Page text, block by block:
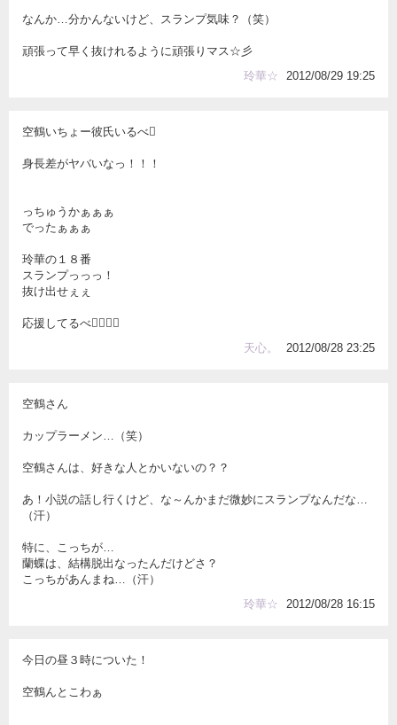
なんか…分かんないけど、スランプ気味？（笑）
頑張って早く抜けれるように頑張りマス☆彡
玲華☆
2012/08/29 19:25
空鶴いちょー彼氏いるべ
身長差がヤバいなっ！！！
っちゅうかぁぁぁ
でったぁぁぁ
玲華の１８番
スランプっっっ！
抜け出せぇぇ
応援してるべ
天心。
2012/08/28 23:25
空鶴さん
カップラーメン…（笑）
空鶴さんは、好きな人とかいないの？？
あ！小説の話し行くけど、な～んかまだ微妙にスランプなんだな…
（汗）
特に、こっちが…
蘭蝶は、結構脱出なったんだけどさ？
こっちがあんまね…（汗）
玲華☆
2012/08/28 16:15
今日の昼３時についた！
空鶴んとこわぁ